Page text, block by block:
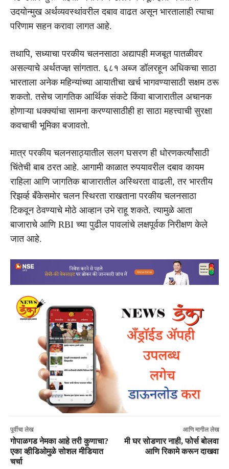
उदयोन्मुख अर्थव्यवस्थांवरील दबाव वाढत असून भारतालाही त्याचा
परिणाम सहन करावा लागत आहे.
तथापि, सध्याचा परकीय चलनसाठा अद्यापही मजबूत पातळीवर
असल्याचे अर्थतज्ज्ञ सांगतात. ६८१ अब्ज डॉलरहून अधिकचा साठा
भारताला अनेक महिन्यांच्या आयातीचा खर्च भागवण्यासाठी सक्षम ठरू
शकतो. तसेच जागतिक आर्थिक संकटे किंवा बाजारातील अचानक
होणाऱ्या धक्क्यांचा सामना करण्यासाठीही हा साठा महत्त्वाची सुरक्षा
कवचाची भूमिका बजावतो.
मात्र परकीय चलनसाठ्यातील सलग घसरण ही धोरणकर्त्यांसाठी
चिंतेची बाब ठरत आहे. आगामी काळात रुपयावरील दबाव कायम
राहिला आणि जागतिक बाजारातील अस्थिरता वाढली, तर भारतीय
रिझर्व्ह बँकेसमोर चलन स्थिरता राखताना परकीय चलनसाठा
टिकवून ठेवण्याचे मोठे आव्हान उभे राहू शकते. त्यामुळे आता
बाजाराचे आणि RBI च्या पुढील पावलांचे लक्षपूर्वक निरीक्षण केले
जात आहे.
पूर्वीचा लेख
गोपाळगड नेमका आहे तरी कुणाचा?
एका व्हीडिओमुळे सोशल मीडियात
चर्चा
आणि मागील लेख
मी घर सोडणार नाही, फोर्स बोलवा
आणि रिकामे करून दाखवा